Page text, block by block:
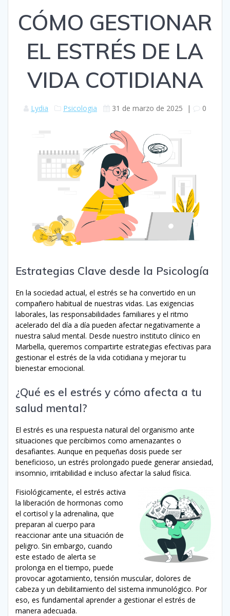
CÓMO GESTIONAR
EL ESTRÉS DE LA
VIDA COTIDIANA
Lydia Psicologia 31 de marzo de 2025 | 0
Estrategias Clave desde la Psicología
En la sociedad actual, el estrés se ha convertido en un
compañero habitual de nuestras vidas. Las exigencias
laborales, las responsabilidades familiares y el ritmo
acelerado del día a día pueden afectar negativamente a
nuestra salud mental. Desde nuestro instituto clínico en
Marbella, queremos compartirte estrategias efectivas para
gestionar el estrés de la vida cotidiana y mejorar tu
bienestar emocional.
¿Qué es el estrés y cómo afecta a tu
salud mental?
El estrés es una respuesta natural del organismo ante
situaciones que percibimos como amenazantes o
desafiantes. Aunque en pequeñas dosis puede ser
beneficioso, un estrés prolongado puede generar ansiedad,
insomnio, irritabilidad e incluso afectar la salud física.
Fisiológicamente, el estrés activa
la liberación de hormonas como
el cortisol y la adrenalina, que
preparan al cuerpo para
reaccionar ante una situación de
peligro. Sin embargo, cuando
este estado de alerta se
prolonga en el tiempo, puede
provocar agotamiento, tensión muscular, dolores de
cabeza y un debilitamiento del sistema inmunológico. Por
eso, es fundamental aprender a gestionar el estrés de
manera adecuada.